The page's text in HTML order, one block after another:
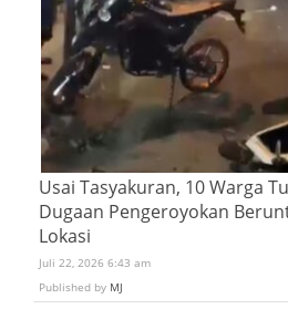
Usai Tasyakuran, 10 Warga
Dugaan Pengeroyokan
Lokasi
Juli 22, 2026 6:43 am
Published by MJ